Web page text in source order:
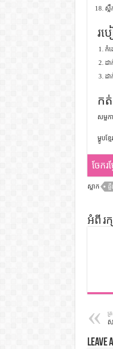
ស្
រប
កំ
ដ
ដ
ក
សម្ល
ម្ហូបខ្
ចែករម្
ស្លាក ឆ្
អំពី រក្
ត្
ស
Leave